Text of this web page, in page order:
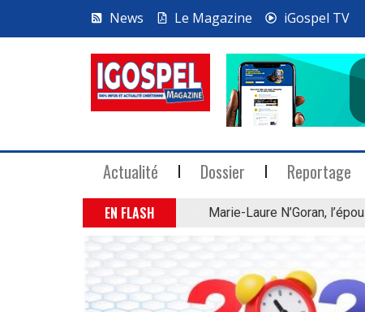
News Le Magazine iGospel TV
Actualité Dossier Reportage
EN FLASH Marie-Laure N’Goran,